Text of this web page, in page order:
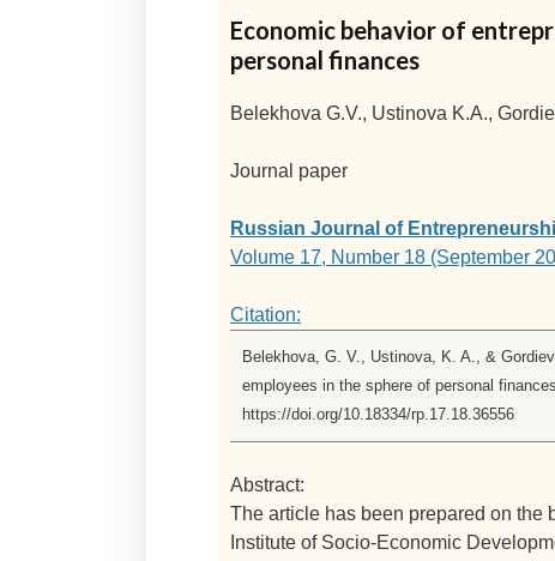
Economic behavior of
personal finances
Belekhova G.V., Ustinova K.A.,
Journal paper
Russian Journal of
Volume 17, Number 18 (September
Citation:
Belekhova, G. V., Ustinova, K. A., &
employees in the sphere of personal
https://doi.org/10.18334/rp.17.18.36556
Abstract:
The article has been prepared on the
Institute of Socio-Economic